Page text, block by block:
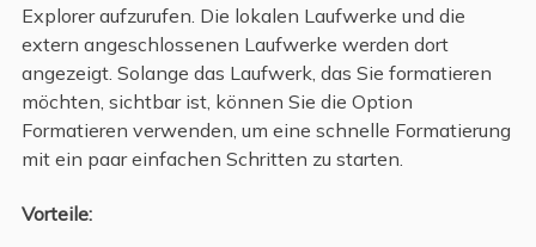
Explorer aufzurufen. Die lokalen Laufwerke und die
extern angeschlossenen Laufwerke werden dort
angezeigt. Solange das Laufwerk, das Sie formatieren
möchten, sichtbar ist, können Sie die Option
Formatieren verwenden, um eine schnelle Formatierung
mit ein paar einfachen Schritten zu starten.
Vorteile: